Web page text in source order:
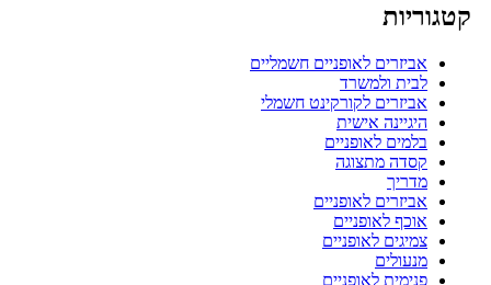
קטגוריות
אביזרים לאופניים חשמליים
לבית ולמשרד
אביזרים לקורקינט חשמלי
היגיינה אישית
בלמים לאופניים
קסדה מתצוגה
מדריך
אביזרים לאופניים
אוכף לאופניים
צמיגים לאופניים
מנעולים
פנימית לאופניים